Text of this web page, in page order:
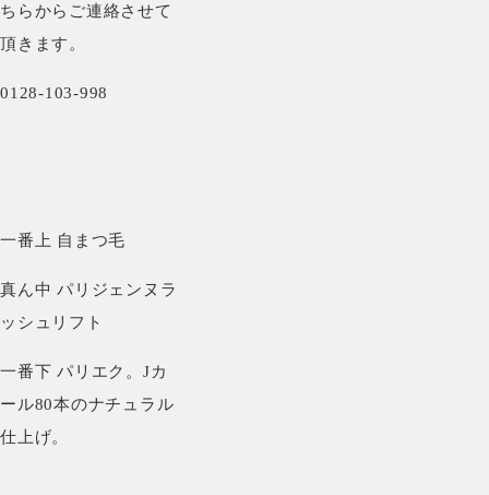
ちらからご連絡させて
頂きます。
0128-103-998
一番上 自まつ毛
真ん中 パリジェンヌラ
ッシュリフト
一番下 パリエク。Jカ
ール80本のナチュラル
仕上げ。